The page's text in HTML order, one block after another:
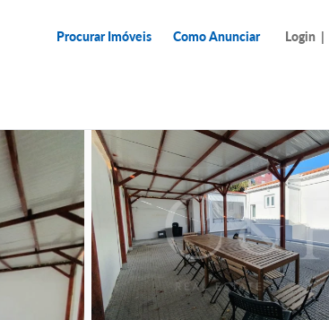
Procurar Imóveis Como Anunciar Login |